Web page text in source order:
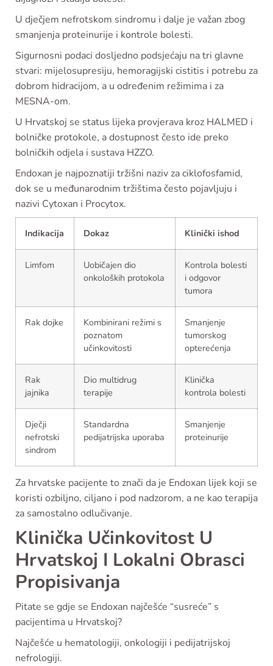
U dječjem nefrotskom sindromu i dalje je važan zbog
smanjenja proteinurije i kontrole bolesti.
Sigurnosni podaci dosljedno podsjećaju na tri glavne
stvari: mijelosupresiju, hemoragijski cistitis i potrebu za
dobrom hidracijom, a u određenim režimima i za
MESNA-om.
U Hrvatskoj se status lijeka provjerava kroz HALMED i
bolničke protokole, a dostupnost često ide preko
bolničkih odjela i sustava HZZO.
Endoxan je najpoznatiji tržišni naziv za ciklofosfamid,
dok se u međunarodnim tržištima često pojavljuju i
nazivi Cytoxan i Procytox.
Indikacija Dokaz Klinički ishod
Limfom
Uobičajen dio
onkoloških protokola
Kontrola bolesti
i odgovor
tumora
Rak dojke
Kombinirani režimi s
poznatom
učinkovitosti
Smanjenje
tumorskog
opterećenja
Rak
jajnika
Dio multidrug
terapije
Klinička
kontrola bolesti
Dječji
nefrotski
sindrom
Standardna
pedijatrijska uporaba
Smanjenje
proteinurije
Za hrvatske pacijente to znači da je Endoxan lijek koji se
koristi ozbiljno, ciljano i pod nadzorom, a ne kao terapija
za samostalno odlučivanje.
Klinička Učinkovitost U
Hrvatskoj I Lokalni Obrasci
Propisivanja
Pitate se gdje se Endoxan najčešće “susreće” s
pacijentima u Hrvatskoj?
Najčešće u hematologiji, onkologiji i pedijatrijskoj
nefrologiji.